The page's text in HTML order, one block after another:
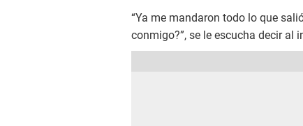
“Ya me mandaron todo lo que
conmigo?”, se le escucha decir al